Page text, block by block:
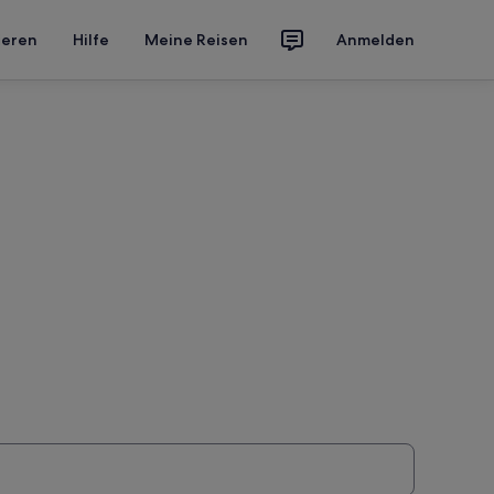
Hilfe Meine Reisen Anmelden